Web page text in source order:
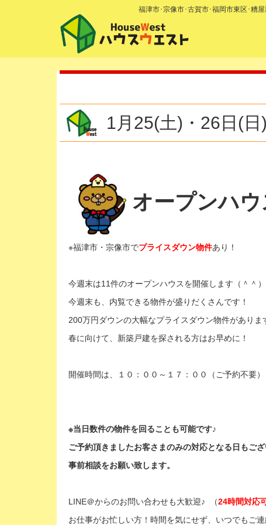
福津市･宗像市･古賀市･福岡市東区･糟
1月25(土)・26日(
オープンハ
※福津市・宗像市でプライスダウン物件あり！
今週末は11件のオープンハウスを開催します（＾＾）
今週末も、内覧できる物件が盛りだくさんです！
200万円ダウンの大幅なプライスダウン物件がありま
春に向けて、新築戸建を探される方はお早めに！
開催時間は、１０：００～１７：００（ご予約不要）
※当日数件の物件を回ることも可能です♪
ご予約頂きましたお客さまのみの対応となる日もござ
事前相談をお願い致します。
LINE＠からのお問い合わせも大歓迎♪ （24時間対応
お仕事がお忙しい方！時間を気にせず、いつでもご連